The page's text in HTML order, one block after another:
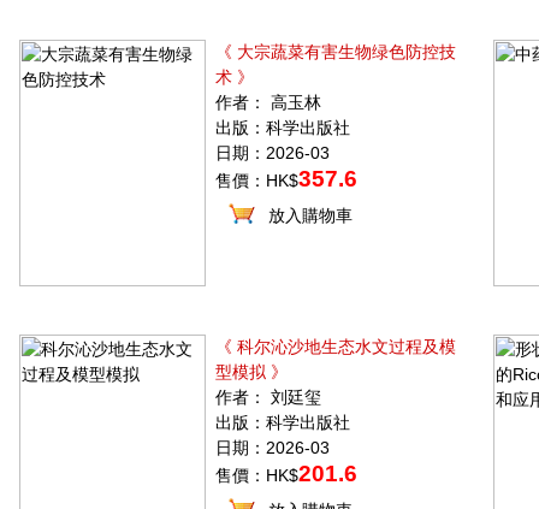
《 大宗蔬菜有害生物绿色防控技
术 》
作者： 高玉林
出版：科学出版社
日期：2026-03
售價：HK$357.6
放入購物車
《 科尔沁沙地生态水文过程及模
型模拟 》
作者： 刘廷玺
出版：科学出版社
日期：2026-03
售價：HK$201.6